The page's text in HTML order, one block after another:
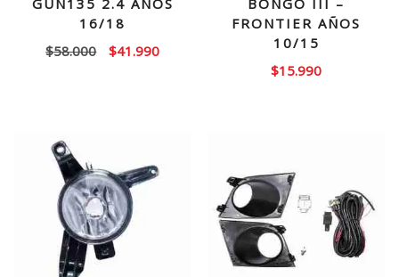
GUN135 2.4 AÑOS
16/18
$58.000
El
$41.990El
BONGO III –
FRONTIER AÑOS
10/15
$15.990